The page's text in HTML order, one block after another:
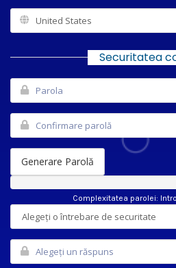
Securitatea
Generare Parolă
Complexitatea parolei: